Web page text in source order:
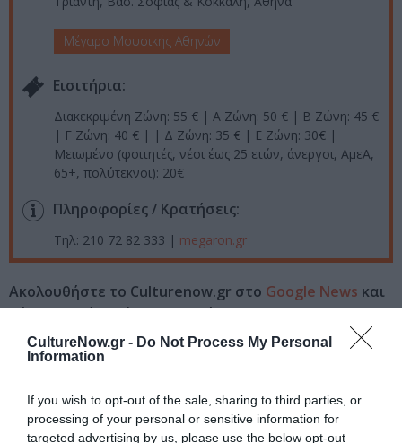
CultureNow.gr - Do Not Process My Personal
Information
If you wish to opt-out of the sale, sharing to third parties, or
processing of your personal or sensitive information for
targeted advertising by us, please use the below opt-out
Μέγαρο Μουσικής Αθηνών
Eισιτήρια:
Διακεκριμένη Ζώνη: 55 € | Α Ζώνη: 50 € | Β Ζώνη: 45 €
| Γ Ζώνη: 40 € | | Δ Ζώνη: 35 € | Ε Ζώνη: 30€ |
Μειωμένο (φοιτητές, νέοι έως 25 ετών, άνεργοι, ΑμεΑ,
65+, πολύτεκνοι): 20€
Πληροφορίες / Κρατήσεις:
Τηλ: 210 72 82 333 | megaron.gr
Ακολουθήστε το Culturenow.gr στο Google News και
μάθετε πρώτοι όλες τις ειδήσεις
Δείτε όλα τατελευταία νέαγια την Τέχνη και τον
Νέοι Διαγωνισμοί❯